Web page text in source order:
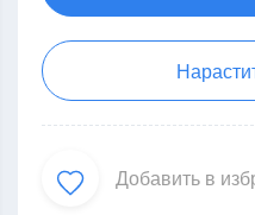
Добавить в